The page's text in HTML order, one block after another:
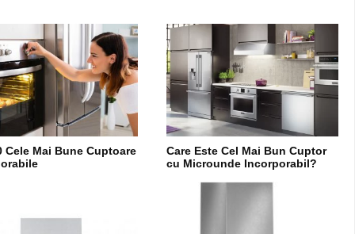
Cele Mai Bune Cuptoare
Care Este Cel Mai Bun Cuptor
cu Microunde Incorporabil?